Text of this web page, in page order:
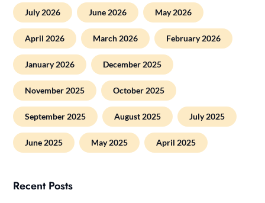
July 2026 June 2026 May 2026
April 2026 March 2026 February 2026
January 2026 December 2025
November 2025 October 2025
September 2025 August 2025 July 2025
June 2025 May 2025 April 2025
Recent Posts